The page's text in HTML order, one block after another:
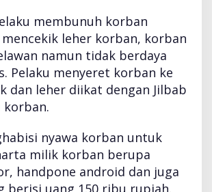
membunuh korban
leher korban, korban
namun tidak berdaya
Pelaku menyeret korban ke
dan leher diikat dengan Jilbab
korban.
nyawa korban untuk
milik korban berupa
handpone android dan juga
berisi uang 150 ribu rupiah.